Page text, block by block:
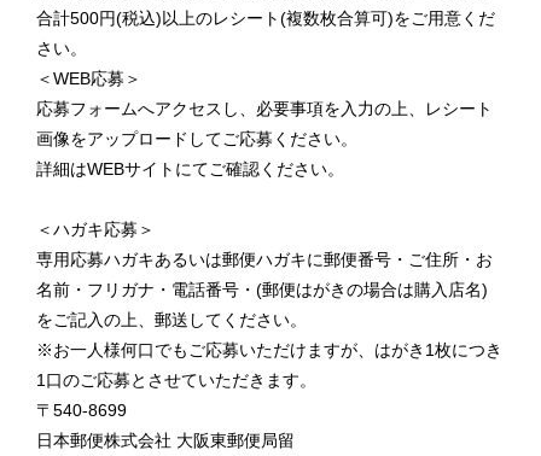
合計500円(税込)以上のレシート(複数枚合算可)をご用意くだ
さい。
＜WEB応募＞
応募フォームへアクセスし、必要事項を入力の上、レシート
画像をアップロードしてご応募ください。
詳細はWEBサイトにてご確認ください。
＜ハガキ応募＞
専用応募ハガキあるいは郵便ハガキに郵便番号・ご住所・お
名前・フリガナ・電話番号・(郵便はがきの場合は購入店名)
をご記入の上、郵送してください。
※お一人様何口でもご応募いただけますが、はがき1枚につき
1口のご応募とさせていただきます。
〒540-8699
日本郵便株式会社 大阪東郵便局留